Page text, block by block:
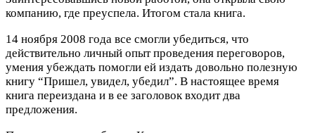
компанию, где преуспела. Итогом стала книга.
14 ноября 2008 года все смогли убедиться, что
действительно личный опыт проведения переговоров,
умения убеждать помогли ей издать довольно полезную
книгу “Пришел, увидел, убедил”. В настоящее время
книга переиздана и в ее заголовок входит два
предложения.